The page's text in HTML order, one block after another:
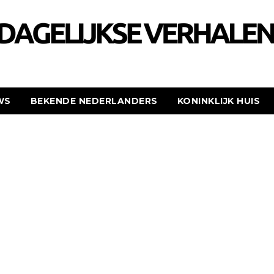
BEKENDE NEDERLANDERS KONINKLIJK HUIS